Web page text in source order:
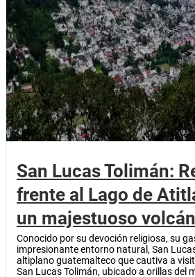
San Lucas Tolimán:
frente al Lago de
un majestuoso volcán
Conocido por su devoción religiosa, su
impresionante entorno natural, San
altiplano guatemalteco que cautiva a
San Lucas Tolimán, ubicado a orillas del